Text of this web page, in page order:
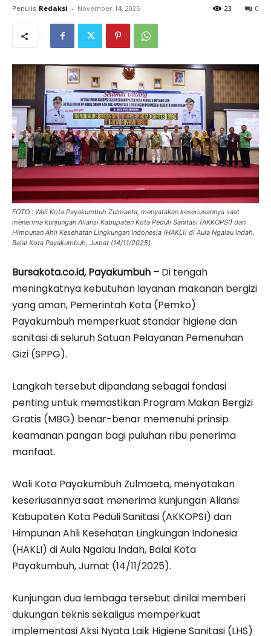
Penulis Redaksi - November 14, 2025 0
23
FOTO : Wali Kota Payakumbuh Zulmaeta, menyatakan keseriusannya saat
menerima kunjungan Aliansi Kabupaten Kota Peduli Sanitasi (AKKOPSI) dan
Himpunan Ahli Kesehatan Lingkungan Indonesia (HAKLI) di Aula Ngalau Indah,
Balai Kota Payakumbuh, Jumat (14/11/2025).
Bursakota.co.id, Payakumbuh – Di tengah
meningkatnya kebutuhan layanan makanan bergizi
yang aman, Pemerintah Kota (Pemko)
Payakumbuh memperkuat standar higiene dan
sanitasi di seluruh Satuan Pelayanan Pemenuhan
Gizi (SPPG).
Langkah tersebut dipandang sebagai fondasi
penting untuk memastikan Program Makan Bergizi
Gratis (MBG) benar-benar memenuhi prinsip
keamanan pangan bagi puluhan ribu penerima
manfaat.
Wali Kota Payakumbuh Zulmaeta, menyatakan
keseriusannya saat menerima kunjungan Aliansi
Kabupaten Kota Peduli Sanitasi (AKKOPSI) dan
Himpunan Ahli Kesehatan Lingkungan Indonesia
(HAKLI) di Aula Ngalau Indah, Balai Kota
Payakumbuh, Jumat (14/11/2025).
Kunjungan dua lembaga tersebut dinilai memberi
dukungan teknis sekaligus memperkuat
implementasi Aksi Nyata Laik Higiene Sanitasi (LHS)